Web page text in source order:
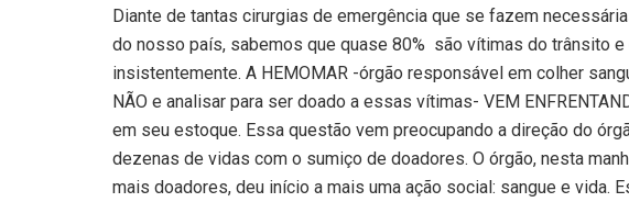
Diante de tantas cirurgias de emergência que se fazem
do nosso país, sabemos que quase 80% são vítimas do trânsito
insistentemente. A HEMOMAR -órgão responsável em colher
NÃO e analisar para ser doado a essas vítimas- VEM
em seu estoque. Essa questão vem preocupando a direção do
dezenas de vidas com o sumiço de doadores. O órgão, nesta
mais doadores, deu início a mais uma ação social: sangue e vida.